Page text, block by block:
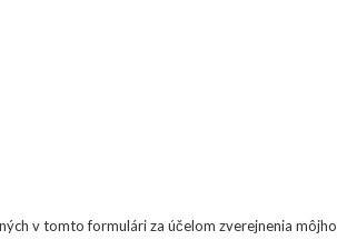
v tomto formulári za účelom zverejnenia môjho